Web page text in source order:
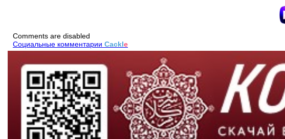
Comments are disabled
Социальные комментарии Cackle